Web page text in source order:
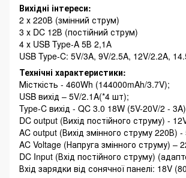
Вихідні інтереси:
2 х 220В (змінний струм)
3 х DC 12В (постійний струм)
4 х USB Type-A 5В 2,1А
USB Type-C: 5V/3A, 9V/2.5A, 12V/2.2A,
Технічні характеристики:
Місткість - 460Wh (144000mAh/3.7V);
USB вихід – 5V/2.1A(*4 шт);
Type-C вихід - QC 3.0 18W (5V-20V/2 - 3A)
DC output (Вихід постійного струму) -
AC output (Вихід змінного струму 220В) -
AC Voltage (Напруга змінного струму) –
DC Input (Вхід постійного струму)
Вхід зарядки від сонячної панелі: 18V